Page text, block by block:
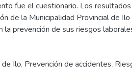
fue el cuestionario. Los
de la Municipalidad Provincial de
la prevención de sus riesgos
de Ilo, Prevención de accidentes,